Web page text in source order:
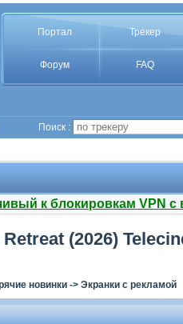
Портал Трекер
Форум FAQ
Поиск :
к блокировкам VPN
(2026)
новинки-> Экранки с рекламой